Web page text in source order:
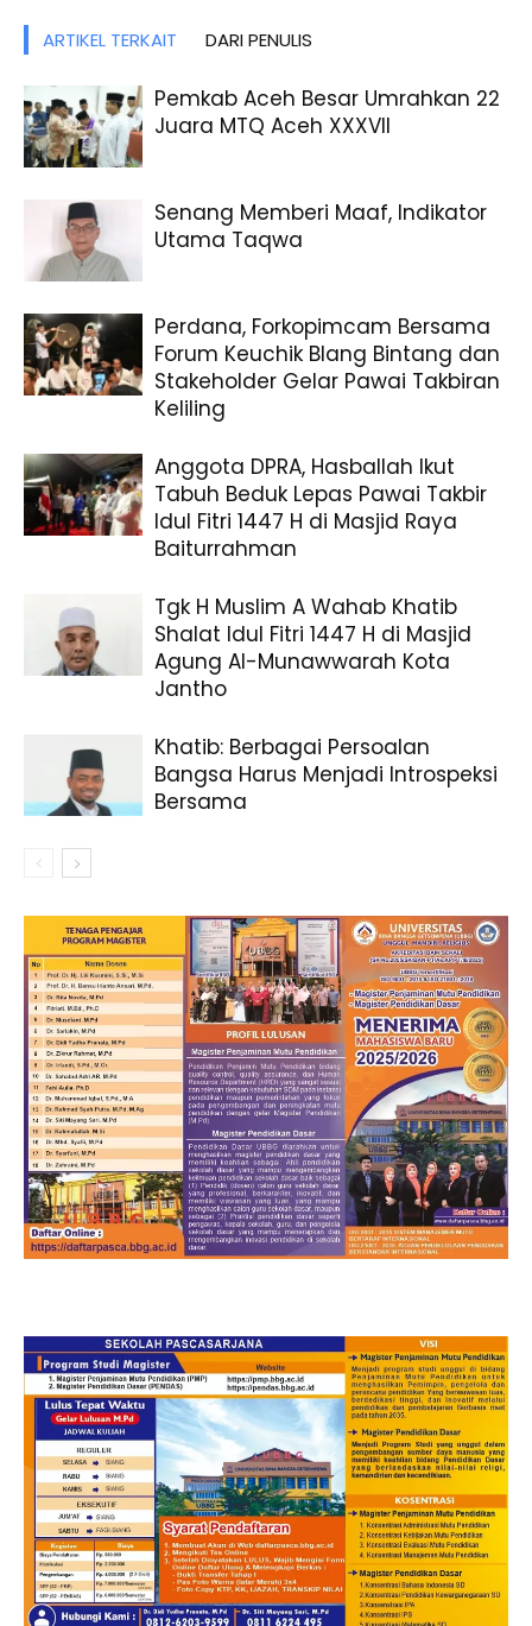
ARTIKEL TERKAIT DARI PENULIS
Pemkab Aceh Besar Umrahkan 22
Juara MTQ Aceh XXXVII
Senang Memberi Maaf, Indikator
Utama Taqwa
Perdana, Forkopimcam Bersama
Forum Keuchik Blang Bintang dan
Stakeholder Gelar Pawai Takbiran
Keliling
Anggota DPRA, Hasballah Ikut
Tabuh Beduk Lepas Pawai Takbir
Idul Fitri 1447 H di Masjid Raya
Baiturrahman
Tgk H Muslim A Wahab Khatib
Shalat Idul Fitri 1447 H di Masjid
Agung Al-Munawwarah Kota
Jantho
Khatib: Berbagai Persoalan
Bangsa Harus Menjadi Introspeksi
Bersama